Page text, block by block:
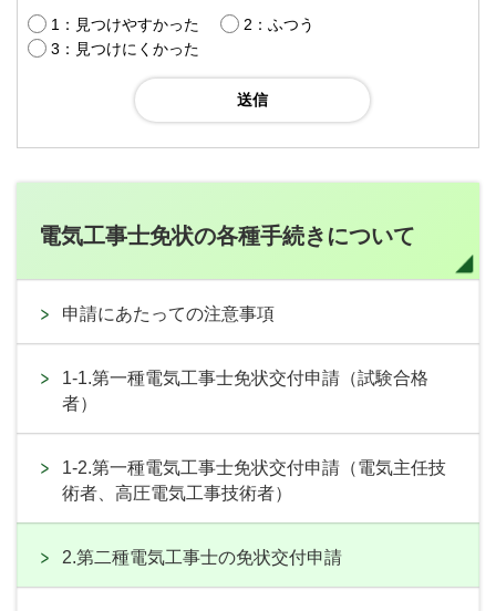
1：見つけやすかった
2：ふつう
3：見つけにくかった
電気工事士免状の各種手続きについて
申請にあたっての注意事項
1-1.第一種電気工事士免状交付申請（試験合格
者）
1-2.第一種電気工事士免状交付申請（電気主任技
術者、高圧電気工事技術者）
2.第二種電気工事士の免状交付申請